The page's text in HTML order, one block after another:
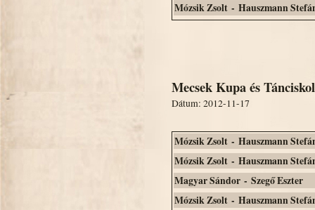
Mózsik Zsolt - Hauszmann
Mecsek Kupa és
Dátum: 2012-11-17
Mózsik Zsolt - Hauszmann
Mózsik Zsolt - Hauszmann
Magyar Sándor - Szegő Eszter
Mózsik Zsolt - Hauszmann